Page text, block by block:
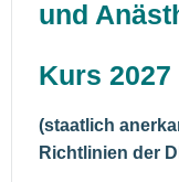
und
Kurs 2027
(staatlich
Richtlinien der